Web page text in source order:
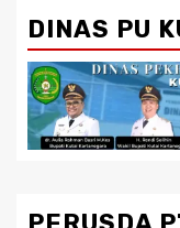
DINAS PU